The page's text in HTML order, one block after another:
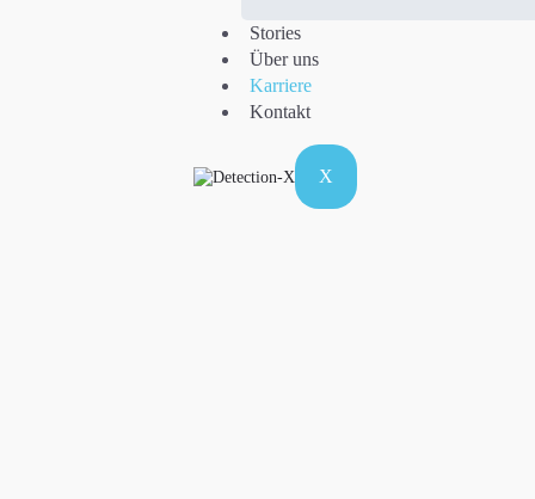
Stories
Über uns
Karriere
Kontakt
X